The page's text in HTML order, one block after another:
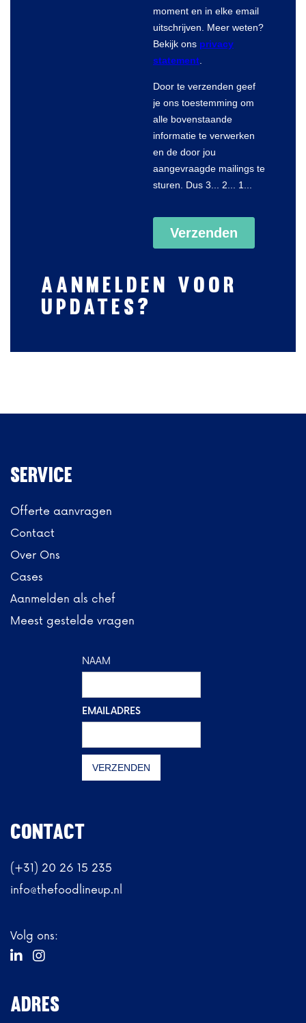
Aanmelden voor
updates?
Service
Offerte aanvragen
Contact
Over Ons
Cases
Aanmelden als chef
Meest gestelde vragen
CONTACT
(+31) 20 26 15 235
info@thefoodlineup.nl
Volg ons:
 
ADRES
NAAM
EMAILADRES